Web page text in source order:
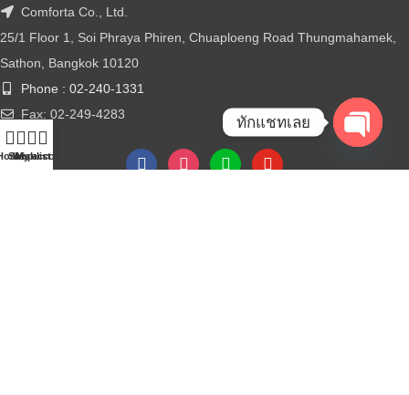
Comforta Co., Ltd.
25/1 Floor 1, Soi Phraya Phiren, Chuaploeng Road Thungmahamek,
Sathon, Bangkok 10120
Phone : 02-240-1331
Fax: 02-249-4283
Shop
Wishlist
My account
ทักแชทเลย